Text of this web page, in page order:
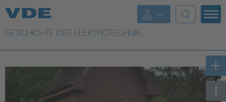
Top Themen
Weitere Themen